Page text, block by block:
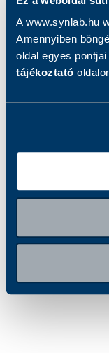
A www.synlab.hu
Amennyiben
oldal egyes
tájékoztató